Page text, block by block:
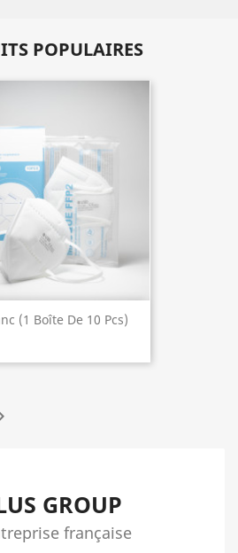
POPULAIRES
(1 Boîte De 10 Pcs)
GROUP
française